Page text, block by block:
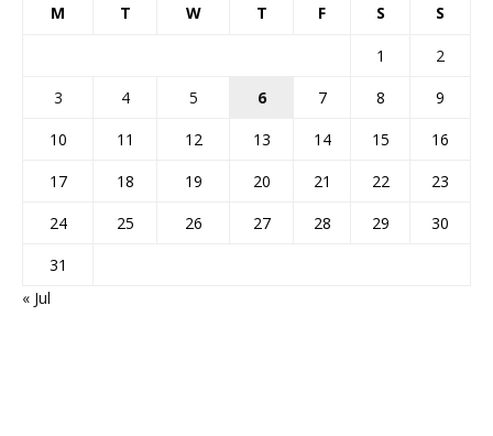
M T W T F S S
1
2
3
4 5 6 7 8
9
10
11 12 13 14 15
16
17
18 19 20 21 22
23
24
25 26 27 28 29
30
31
« Jul